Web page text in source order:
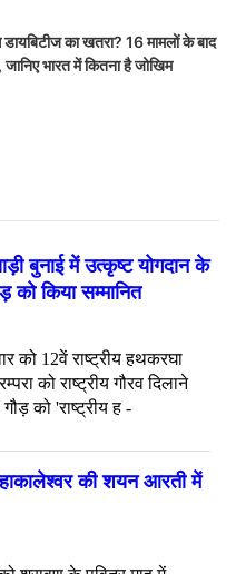
का खतरा? 16 मामलों के बाद
भारत में कितना है जोखिम